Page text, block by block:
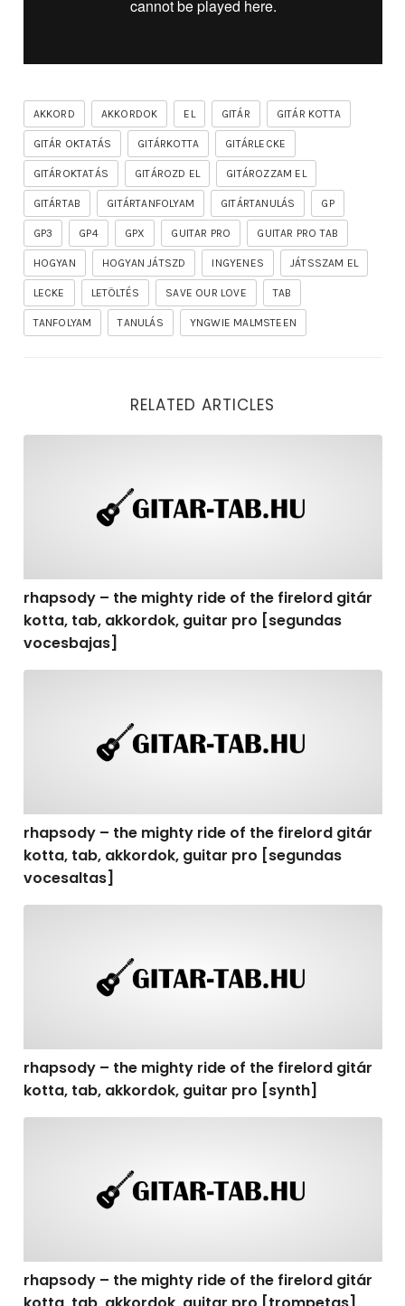
AKKORD AKKORDOK EL GITÁR GITÁR KOTTA
GITÁR OKTATÁS GITÁRKOTTA GITÁRLECKE
GITÁROKTATÁS GITÁROZD EL GITÁROZZAM EL
GITÁRTAB GITÁRTANFOLYAM GITÁRTANULÁS GP
GP3 GP4 GPX GUITAR PRO GUITAR PRO TAB
HOGYAN HOGYAN JÁTSZD INGYENES JÁTSSZAM EL
LECKE LETÖLTÉS SAVE OUR LOVE TAB
TANFOLYAM TANULÁS YNGWIE MALMSTEEN
RELATED ARTICLES
rhapsody – the mighty ride of the firelord gitár
kotta, tab, akkordok, guitar pro [segundas
vocesbajas]
rhapsody – the mighty ride of the firelord gitár
kotta, tab, akkordok, guitar pro [segundas
vocesaltas]
rhapsody – the mighty ride of the firelord gitár
kotta, tab, akkordok, guitar pro [synth]
rhapsody – the mighty ride of the firelord gitár